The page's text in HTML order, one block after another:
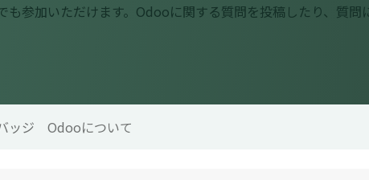
参加いただけます。Odooに関する質問を投稿したり、質問
ッジ Odooについて